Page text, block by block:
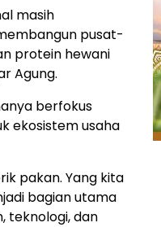
masih
pusat-
protein hewani
Agung.
berfokus
ekosistem usaha
pakan. Yang kita
bagian utama
teknologi, dan